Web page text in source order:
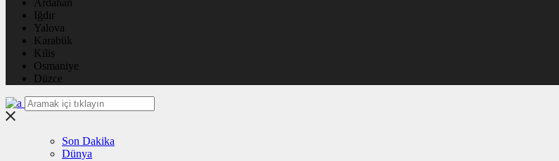
Ardahan
Iğdır
Yalova
Karabük
Kilis
Osmaniye
Düzce
Son Dakika
Dünya